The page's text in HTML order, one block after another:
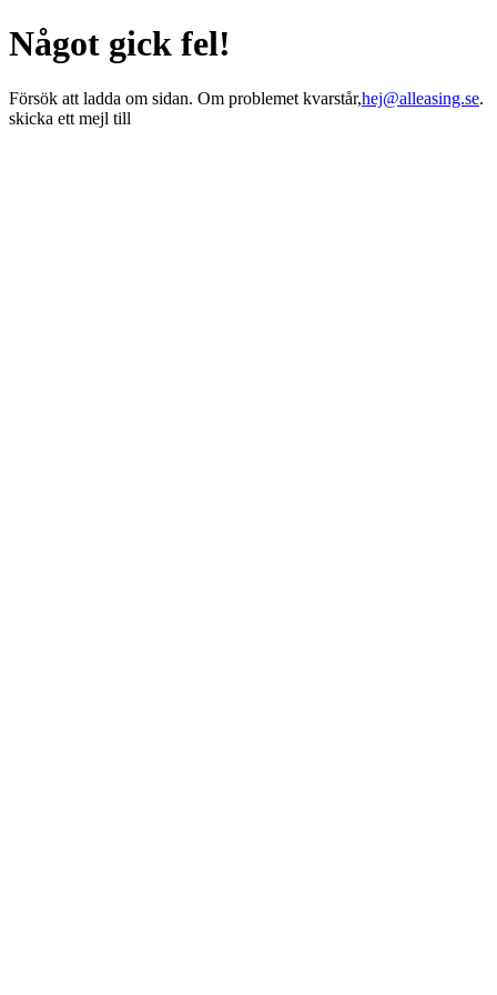
Något gick fel!
Försök att ladda om sidan. Om problemet kvarstår,hej@alleasing.se.
skicka ett mejl till